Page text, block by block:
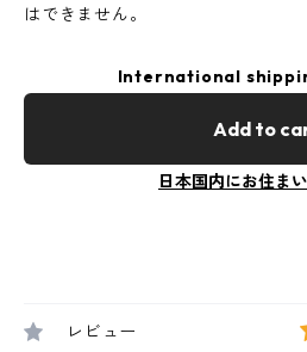
はできません。
International
Add to
日本国内にお住ま
レビュー